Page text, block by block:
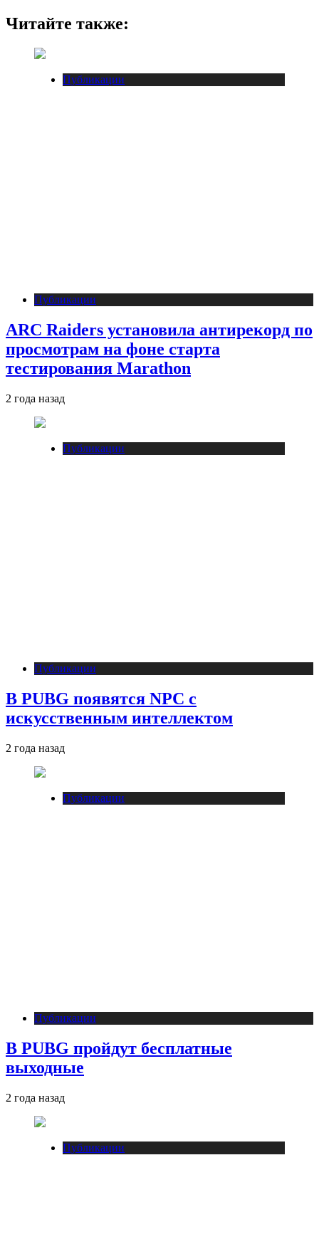
Читайте также:
Публикации
Публикации
ARC Raiders установила антирекорд по
просмотрам на фоне старта
тестирования Marathon
2 года назад
Публикации
Публикации
В PUBG появятся NPC с
искусственным интеллектом
2 года назад
Публикации
Публикации
В PUBG пройдут бесплатные
выходные
2 года назад
Публикации